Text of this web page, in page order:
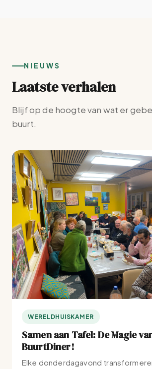
NIEUWS
Laatste verhalen
Blijf op de hoogte van wat er
buurt.
WERELDHUISKAMER
Samen aan Tafel: De Magie
BuurtDiner!
Elke donderdagavond